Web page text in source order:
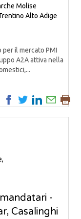
Molise
Alto Adige
per il mercato PMI
A2A attiva nella
-
Casalinghi